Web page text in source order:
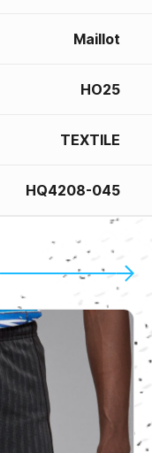
Maillot
HO25
TEXTILE
HQ4208-045